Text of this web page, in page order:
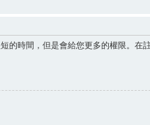
的時間，但是會給您更多的權限。